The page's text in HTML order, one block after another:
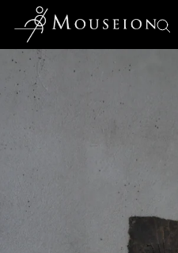
て